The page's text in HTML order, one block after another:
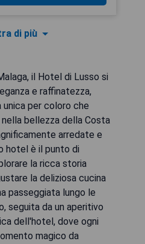
di più
il Hotel di Lusso si
e raffinatezza,
unica per coloro che
bellezza della Costa
arredate e
hotel è il punto di
la ricca storia
la deliziosa cucina
passeggiata lungo le
seguita da un aperitivo
dell'hotel, dove ogni
magico da